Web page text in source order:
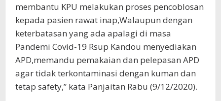
membantu KPU melakukan proses pencoblosan
kepada pasien rawat inap,Walaupun dengan
keterbatasan yang ada apalagi di masa
Pandemi Covid-19 Rsup Kandou menyediakan
APD,memandu pemakaian dan pelepasan APD
agar tidak terkontaminasi dengan kuman dan
tetap safety,” kata Panjaitan Rabu (9/12/2020).